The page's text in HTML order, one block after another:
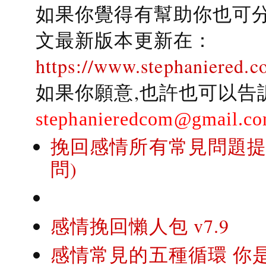
如果你覺得有幫助你也可
文最新版本更新在：
https://
如果你願意,也許也可以
挽回感情所有常見問題
問)
感情挽回懶人包 v7.9
感情常見的五種循環 你